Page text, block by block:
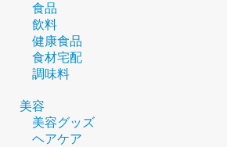
食品
飲料
健康食品
食材宅配
調味料
美容
美容グッズ
ヘアケア